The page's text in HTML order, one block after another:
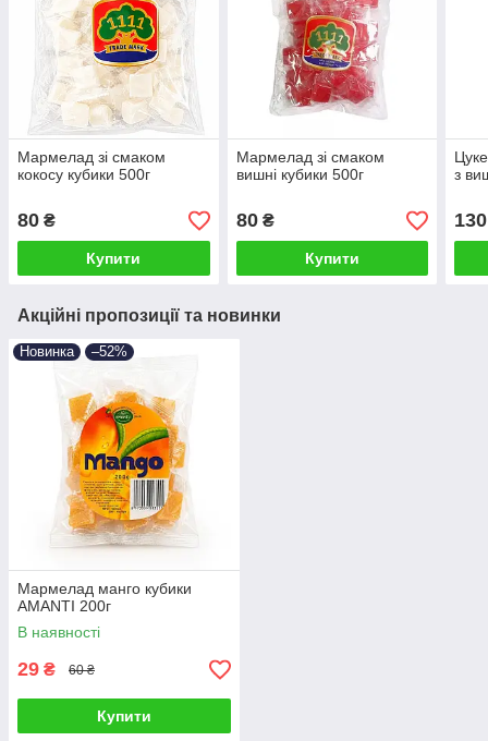
Мармелад зі смаком
кокосу кубики 500г
80 ₴
Купити
Мармелад зі смаком
вишні кубики 500г
80₴
Купити
з
130
Акційні пропозиції та новинки
Новинка –52%
Мармелад манго кубики
AMANTI 200г
В наявності
29 ₴ 60 ₴
Купити